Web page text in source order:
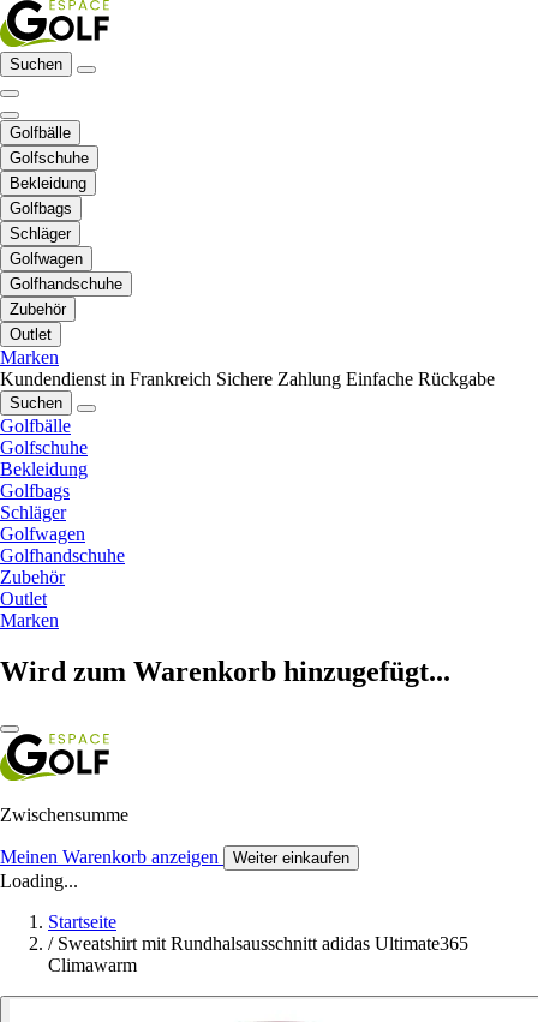
Suchen
Golfbälle
Golfschuhe
Bekleidung
Golfbags
Schläger
Golfwagen
Golfhandschuhe
Zubehör
Outlet
Marken
Kundendienst in Frankreich Sichere Zahlung Einfache Rückgabe
Suchen
Golfbälle
Golfschuhe
Bekleidung
Golfbags
Schläger
Golfwagen
Golfhandschuhe
Zubehör
Outlet
Marken
Wird zum Warenkorb hinzugefügt...
Zwischensumme
Meinen Warenkorb anzeigen Weiter einkaufen
Loading...
Startseite
/ Sweatshirt mit Rundhalsausschnitt adidas Ultimate365
Climawarm